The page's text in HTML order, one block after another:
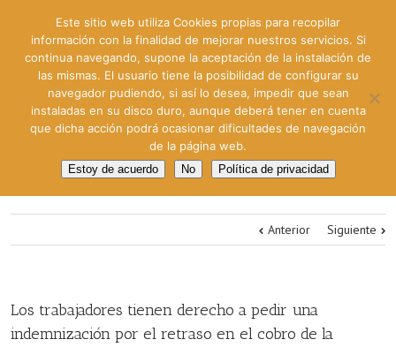
Anterior Siguiente
Los trabajadores tienen derecho a pedir una
indemnización por el retraso en el cobro de la
Este sitio web utiliza Cookies propias para recopilar
información con la finalidad de mejorar nuestros servicios. Si
continua navegando, supone la aceptación de la instalación de
las mismas. El usuario tiene la posibilidad de configurar su
navegador pudiendo, si así lo desea, impedir que sean
instaladas en su disco duro, aunque deberá tener en cuenta
que dicha acción podrá ocasionar dificultades de navegación
de la página web.
Estoy de acuerdo No Política de privacidad